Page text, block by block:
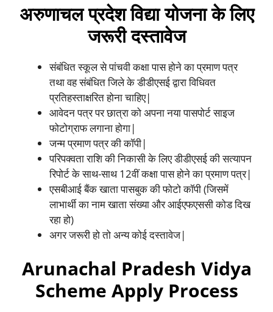
अरुणाचल प्रदेश विद्या योजना के लिए
जरूरी दस्तावेज
संबंधित स्कूल से पांचवी कक्षा पास होने का प्रमाण पत्र
तथा वह संबंधित जिले के डीडीएसई द्वारा विधिवत
प्रतिहस्ताक्षरित होना चाहिए|
आवेदन पत्र पर छात्रा को अपना नया पासपोर्ट साइज
फोटोग्राफ लगाना होगा|
जन्म प्रमाण पत्र की कॉपी|
परिपक्वता राशि की निकासी के लिए डीडीएसई की सत्यापन
रिपोर्ट के साथ-साथ 12वीं कक्षा पास होने का प्रमाण पत्र|
एसबीआई बैंक खाता पासबुक की फोटो कॉपी (जिसमें
लाभार्थी का नाम खाता संख्या और आईएफएससी कोड दिख
रहा हो)
अगर जरूरी हो तो अन्य कोई दस्तावेज|
Arunachal Pradesh Vidya
Scheme Apply Process